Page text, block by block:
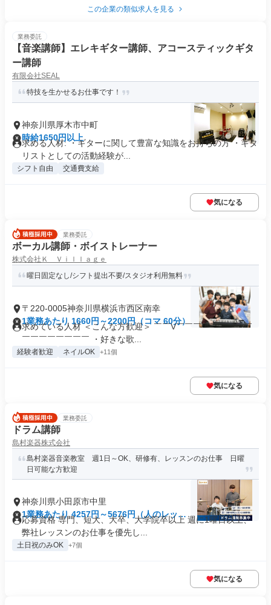
この企業の類似求人を見る
業務委託
【音楽講師】エレキギター講師、アコースティックギタ
ー講師
有限会社SEAL
特技を生かせるお仕事です！
神奈川県厚木市中町
時給1650円以上
求める人材: ・ギターに関して豊富な知識をお持ちの方 ・ギタ
リストとしての活動経験が...
シフト自由 交通費支給
気になる
業務委託
ボーカル講師・ボイストレーナー
株式会社Ｋ Ｖｉｌｌａｇｅ
曜日固定なし/シフト提出不要/スタジオ利用無料
〒220-0005神奈川県横浜市西区南幸
1業務あたり 1660円～2200円（コマ 60分）
求めている人材 ＜こんな方歓迎＞ ￣￣V￣￣￣￣￣￣￣￣￣
￣￣￣￣￣￣￣￣ ・好きな歌...
経験者歓迎 ネイルOK +11個
気になる
業務委託
ドラム講師
島村楽器株式会社
島村楽器音楽教室 週1日～OK、研修有、レッスンのお仕事 日曜
日可能な方歓迎
神奈川県小田原市中里
1業務あたり 4257円～5676円（人のレッス
ン 180分）
応募資格 専門、短大、大卒、大学院卒以上 週に1曜日以上、
弊社レッスンのお仕事を優先し...
土日祝のみOK +7個
気になる